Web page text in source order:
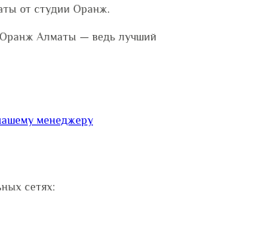
от студии Оранж.
Оранж Алматы — ведь лучший
менеджеру
сетях: